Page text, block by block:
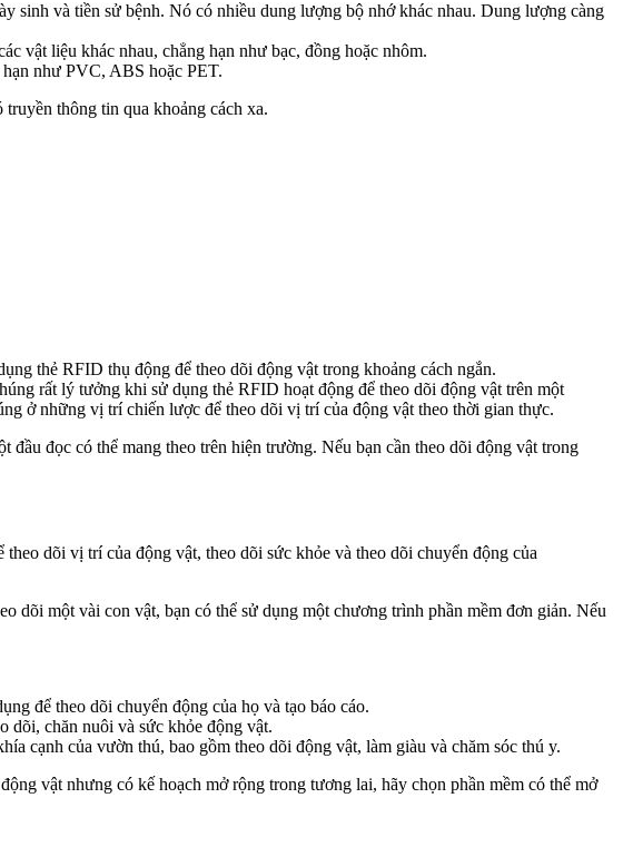
sinh và tiền sử bệnh. Nó có nhiều dung lượng bộ nhớ khác nhau. Dung lượng càng
vật liệu khác nhau, chẳng hạn như bạc, đồng hoặc nhôm.
như PVC, ABS hoặc PET.
thông tin qua khoảng cách xa.
thẻ RFID thụ động để theo dõi động vật trong khoảng cách ngắn.
rất lý tưởng khi sử dụng thẻ RFID hoạt động để theo dõi động vật trên một
ở những vị trí chiến lược để theo dõi vị trí của động vật theo thời gian thực.
đầu đọc có thể mang theo trên hiện trường. Nếu bạn cần theo dõi động vật trong
dõi vị trí của động vật, theo dõi sức khỏe và theo dõi chuyển động của
dõi một vài con vật, bạn có thể sử dụng một chương trình phần mềm đơn giản. Nếu
để theo dõi chuyển động của họ và tạo báo cáo.
dõi, chăn nuôi và sức khỏe động vật.
cạnh của vườn thú, bao gồm theo dõi động vật, làm giàu và chăm sóc thú y.
vật nhưng có kế hoạch mở rộng trong tương lai, hãy chọn phần mềm có thể mở